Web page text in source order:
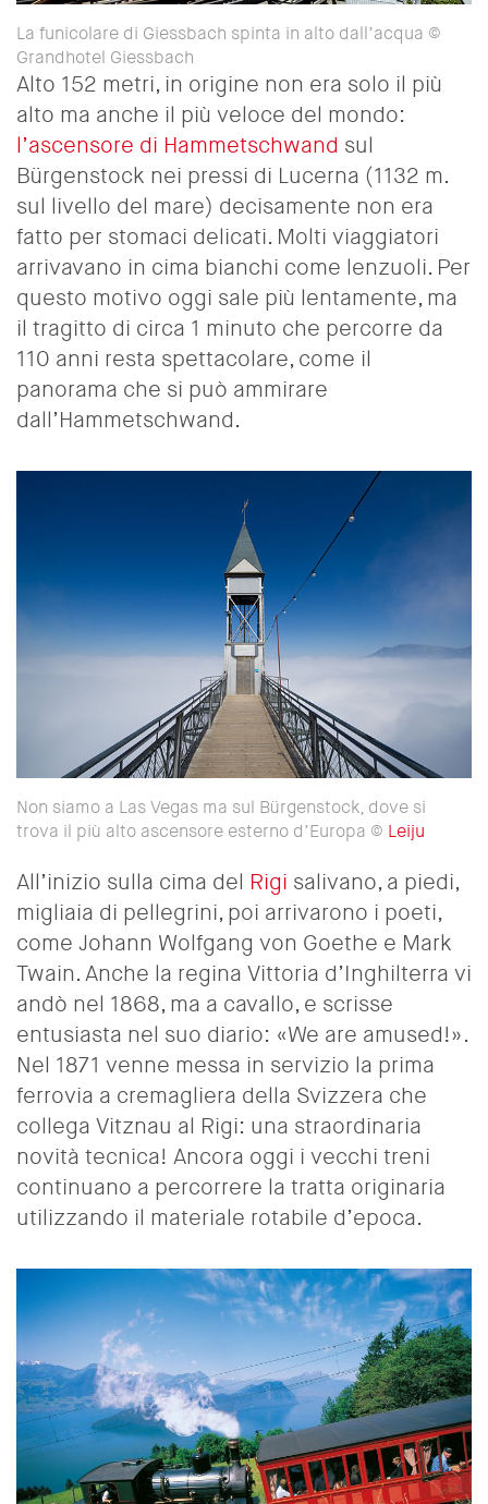
La funicolare di Giessbach spinta in alto dall’acqua ©
Grandhotel Giessbach
Alto 152 metri, in origine non era solo il più
alto ma anche il più veloce del mondo:
l’ascensore di Hammetschwand sul
Bürgenstock nei pressi di Lucerna (1132 m.
sul livello del mare) decisamente non era
fatto per stomaci delicati. Molti viaggiatori
arrivavano in cima bianchi come lenzuoli. Per
questo motivo oggi sale più lentamente, ma
il tragitto di circa 1 minuto che percorre da
110 anni resta spettacolare, come il
panorama che si può ammirare
dall’Hammetschwand.
Non siamo a Las Vegas ma sul Bürgenstock, dove si
trova il più alto ascensore esterno d’Europa © Leiju
All’inizio sulla cima del Rigi salivano, a piedi,
migliaia di pellegrini, poi arrivarono i poeti,
come Johann Wolfgang von Goethe e Mark
Twain. Anche la regina Vittoria d’Inghilterra vi
andò nel 1868, ma a cavallo, e scrisse
entusiasta nel suo diario: «We are amused!».
Nel 1871 venne messa in servizio la prima
ferrovia a cremagliera della Svizzera che
collega Vitznau al Rigi: una straordinaria
novità tecnica! Ancora oggi i vecchi treni
continuano a percorrere la tratta originaria
utilizzando il materiale rotabile d’epoca.